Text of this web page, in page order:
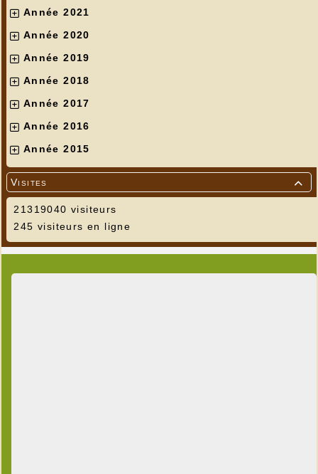
Année 2021
Année 2020
Année 2019
Année 2018
Année 2017
Année 2016
Année 2015

Visites
21319040 visiteurs
245 visiteurs en ligne